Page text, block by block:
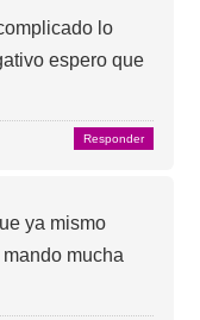
lo
espero que
Responder
ya mismo
mucha